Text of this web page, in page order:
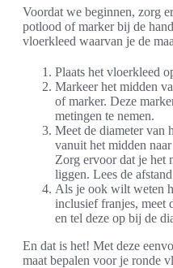
Voordat we beginnen, zorg
potlood of marker bij de
vloerkleed waarvan je de
Plaats het vloerkleed
Markeer het midden
of marker. Deze
metingen te nemen.
Meet de diameter van
vanuit het midden
Zorg ervoor dat je het
liggen. Lees de
Als je ook wilt weten
inclusief franjes, meet
en tel deze op bij de
En dat is het! Met deze
maat bepalen voor je ronde